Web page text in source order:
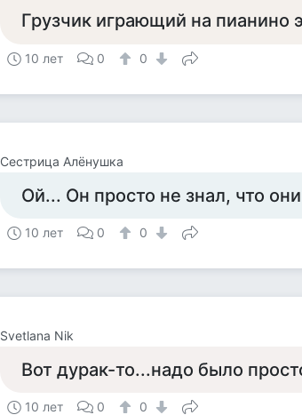
Грузчик играющий на пианино
10 лет 0 0
Сестрица Алёнушка
Ой... Он просто не знал, что
10 лет 0 0
Svetlana Nik
Вот дурак-то...надо было
10 лет 0 0